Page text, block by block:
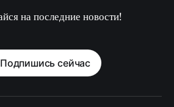
на последние новости!
Подпишись сейчас